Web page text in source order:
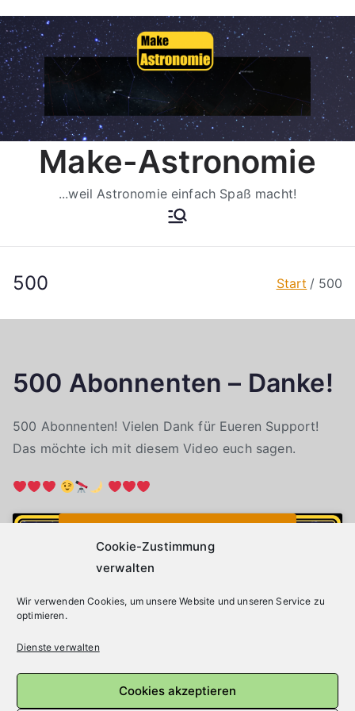
Cookie-Zustimmung
verwalten
Wir verwenden Cookies, um unsere Website und unseren Service zu
optimieren.
Dienste verwalten
Cookies akzeptieren
Inhalt
springen
Make-Astronomie
...weil Astronomie einfach Spaß macht!
500 Start 500
500 Abonnenten – Danke!
500 Abonnenten! Vielen Dank für Eueren Support!
Das möchte ich mit diesem Video euch sagen.
Klicke auf "Ich stimme zu", um Youtube zu
aktivieren
Cookie-Richtlinie
Ich stimme zu